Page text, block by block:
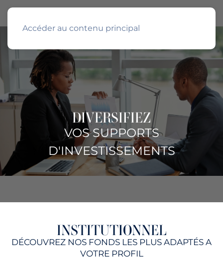
Accéder au contenu principal
DIVERSIFIEZ
VOS SUPPORTS
D'INVESTISSEMENTS
INSTITUTIONNEL
DÉCOUVREZ NOS FONDS LES PLUS ADAPTÉS A
VOTRE PROFIL